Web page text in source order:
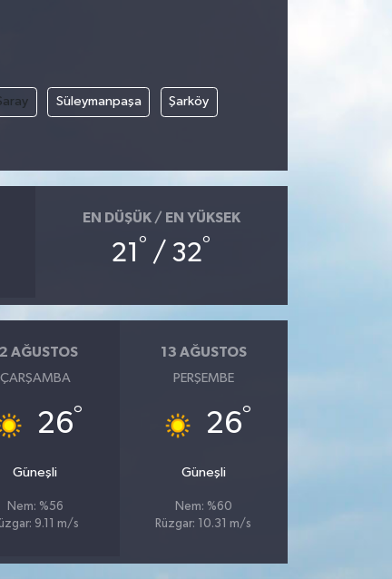
Süleymanpaşa Şarköy
EN DÜŞÜK / EN YÜKSEK
21 ° / 32°
AĞUSTOS
ÇARŞAMBA
26°
Güneşli
Nem: %56
9.11 m/s
13 AĞUSTOS
PERŞEMBE
26°
Güneşli
Nem: %60
Rüzgar: 10.31 m/s